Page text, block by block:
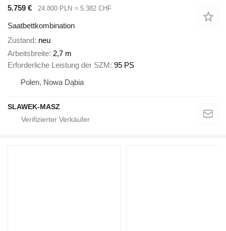
5.759 €
24.800 PLN ≈ 5.382 CHF
Saatbettkombination
Zustand neu
Arbeitsbreite 2,7 m
Erforderliche Leistung der SZM 95 PS
Polen, Nowa Dąbia
SLAWEK-MASZ